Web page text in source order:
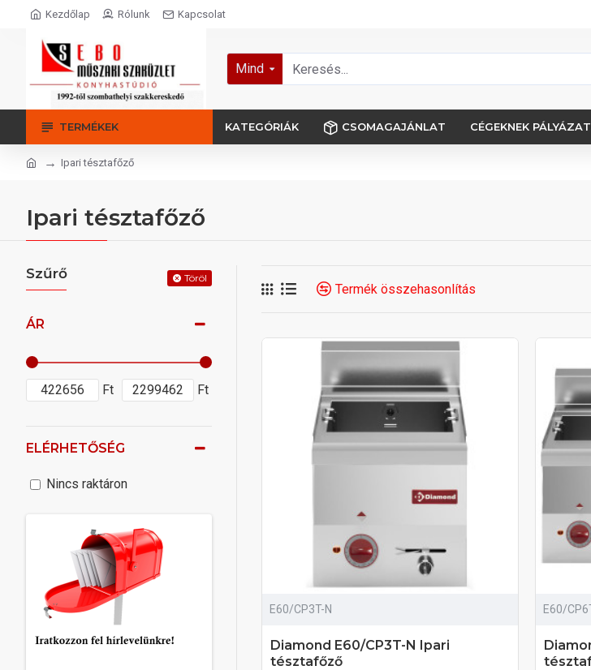
Kezdőlap Rólunk Kapcsolat
Mind
TERMÉKEK KATEGÓRIÁK CSOMAGAJÁNLAT CÉGEKNEK
Ipari tésztafőző
Ipari tésztafőző
Szűrő Töröl
ÁR
Ft Ft
ELÉRHETŐSÉG
Nincs raktáron
Termék összehasonlítás
E60/CP3T-N
Diamond E60/CP3T-N Ipari
tésztafőző
E60/